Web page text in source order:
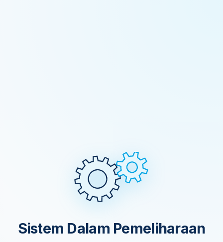
Sistem Dalam Pemeliharaan